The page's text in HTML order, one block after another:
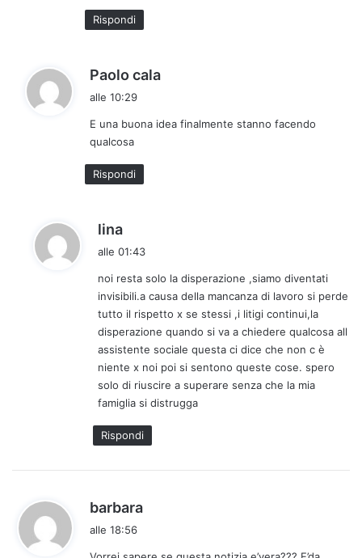
Rispondi
Paolo cala
e
alle 10:29
E una buona idea finalmente stanno facendo
qualcosa
Rispondi
lina
a
e
t
o
:
alle 01:43
noi resta solo la disperazione ,siamo diventati
invisibili.a causa della mancanza di lavoro si perde
tutto il rispetto x se stessi ,i litigi continui,la
disperazione quando si va a chiedere qualcosa all
assistente sociale questa ci dice che non c è
niente x noi poi si sentono queste cose. spero
solo di riuscire a superare senza che la mia
famiglia si distrugga
Rispondi
barbara
alle 18:56